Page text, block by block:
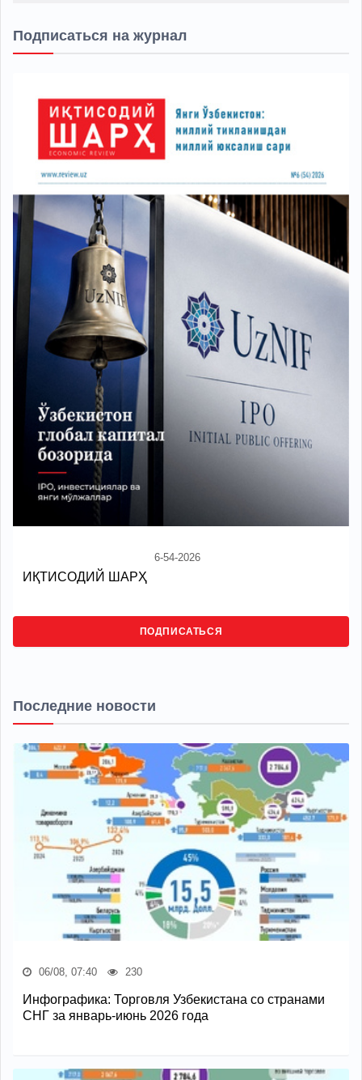
Подписаться на журнал
6-54-2026
ИҚТИСОДИЙ ШАРҲ
ПОДПИСАТЬСЯ
Последние новости
06/08, 07:40 230
Инфографика: Торговля Узбекистана со странами
СНГ за январь-июнь 2026 года